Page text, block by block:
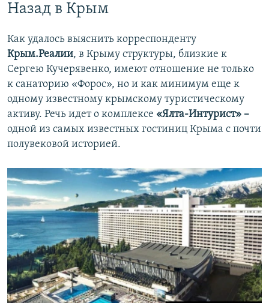
Назад в Крым
Как удалось выяснить корреспонденту
Крым.Реалии, в Крыму структуры, близкие к
Сергею Кучерявенко, имеют отношение не только
к санаторию «Форос», но и как минимум еще к
одному известному крымскому туристическому
активу. Речь идет о комплексе «Ялта-Интурист» –
одной из самых известных гостиниц Крыма с почти
полувековой историей.